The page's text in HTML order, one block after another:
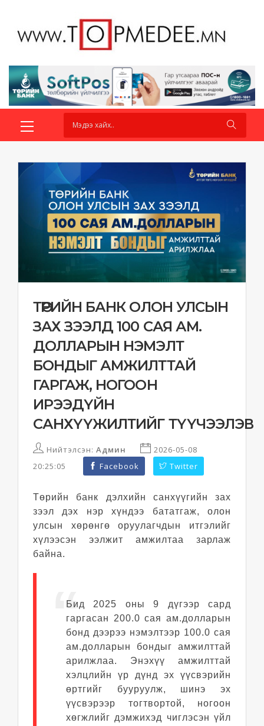
ТӨРИЙН БАНК ОЛОН УЛСЫН
ЗАХ ЗЭЭЛД 100 САЯ АМ.
ДОЛЛАРЫН НЭМЭЛТ
БОНДЫГ АМЖИЛТТАЙ
ГАРГАЖ, НОГООН
ИРЭЭДҮЙН
САНХҮҮЖИЛТИЙГ ТҮҮЧЭЭЛЭВ
Нийтэлсэн: Админ
2026-05-08
20:25:05
Facebook Twitter
Төрийн банк дэлхийн санхүүгийн зах
зээл дэх нэр хүндээ бататгаж, олон
улсын хөрөнгө оруулагчдын итгэлийг
хүлээсэн ээлжит амжилтаа зарлаж
байна.
Бид 2025 оны 9 дүгээр сард
гаргасан 200.0 сая ам.долларын
бонд дээрээ нэмэлтээр 100.0 сая
ам.долларын бондыг амжилттай
арилжлаа. Энэхүү амжилттай
хэлцлийн үр дүнд эх үүсвэрийн
өртгийг бууруулж, шинэ эх
үүсвэрээр тогтвортой, ногоон
хөгжлийг дэмжихэд чиглэсэн үйл